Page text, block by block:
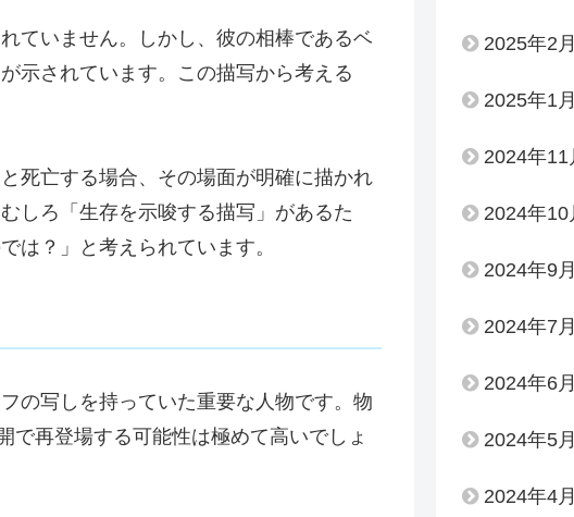
ていません。しかし、彼の相棒であるベ
示されています。この描写から考える
死亡する場合、その場面が明確に描かれ
しろ「生存を示唆する描写」があるた
は？」と考えられています。
の写しを持っていた重要な人物です。物
で再登場する可能性は極めて高いでしょ
2025年2月
2025年1月
2024年11
2024年10
2024年9月
2024年7月
2024年6月
2024年5月
2024年4月